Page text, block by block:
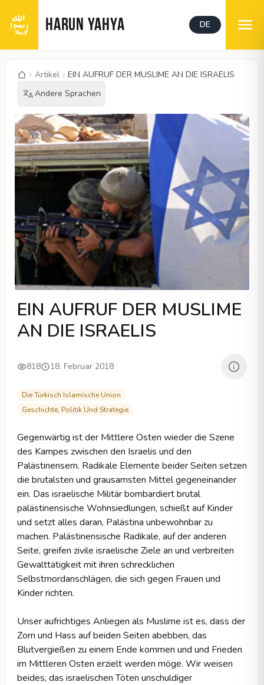
HARUN YAHYA DE
Artikel
EIN AUFRUF DER MUSLIME AN DIE ISRAELIS
Andere Sprachen
EIN AUFRUF DER MUSLIME
AN DIE ISRAELIS
818 18. Februar 2018
Die Türkisch Islamische Union
Geschichte, Politik Und Strategie
Gegenwärtig ist der Mittlere Osten wieder die Szene
des Kampes zwischen den Israelis und den
Palästinensern. Radikale Elemente beider Seiten setzen
die brutalsten und grausamsten Mittel gegeneinander
ein. Das israelische Militär bombardiert brutal
palästinensische Wohnsiedlungen, schießt auf Kinder
und setzt alles daran, Palästina unbewohnbar zu
machen. Palästinensische Radikale, auf der anderen
Seite, greifen zivile israelische Ziele an und verbreiten
Gewalttätigkeit mit ihren schrecklichen
Selbstmordanschlägen, die sich gegen Frauen und
Kinder richten.
Unser aufrichtiges Anliegen als Muslime ist es, dass der
Zorn und Hass auf beiden Seiten abebben, das
Blutvergießen zu einem Ende kommen und und Frieden
im Mittleren Osten erzielt werden möge. Wir weisen
beides, das israelischen Töten unschuldiger